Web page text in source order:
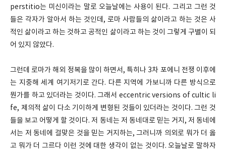
perstitio는 미신이라는 말로 오늘날에는 사용이 된다. 그리고 그런 것
들은 각자가 알아서 하는 것인데, 로마 사람들의 삶이라고 하는 것은 사
적인 삶이라고 하는 것하고 공적인 삶이라고 하는 것이 그렇게 구별이 되
어 있지 않았다.
그런데 로마가 해외 정복을 많이 하면서, 특히나 3차 포에니 전쟁 이후에
는 지중해 세계 여기저기로 간다. 다른 지역에 가보니까 다른 방식으로
뭔가를 하고 있더라는 것이다. 그래서 eccentric versions of cultic li
fe, 제의적 삶이 다소 기이하게 변형된 것들이 있더라는 것이다. 그런 것
들을 보고 어떻게 할 것이다. 저 동네는 저 동네대로 믿는 거지, 저 동네에
서는 저 동네에 걸맞은 것을 믿는 거지하는, 그러니까 의외로 뭐가 더 옳
고 뭐가 더 그르다 이런 것에 대한 생각이 없는 것이다. 오늘날로 말하자